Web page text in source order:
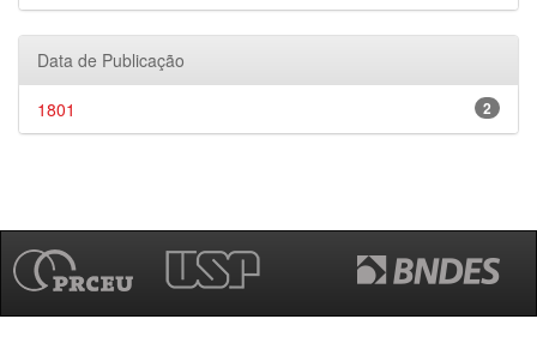
Data de Publicação
2
1801